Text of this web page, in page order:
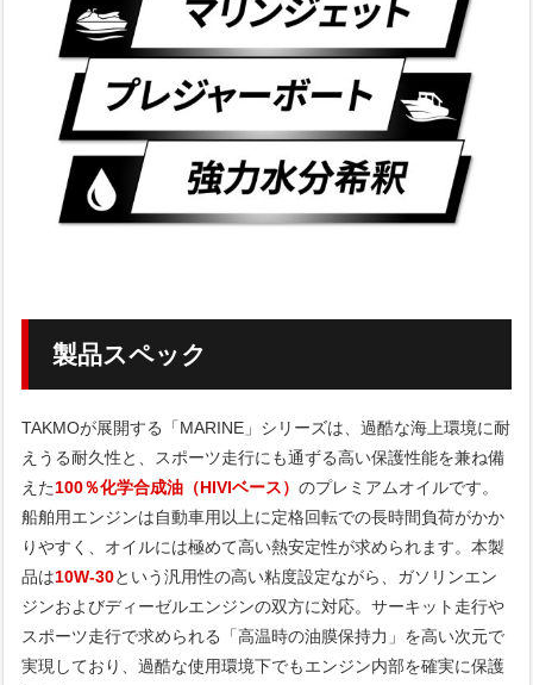
製品スペック
TAKMOが展開する「MARINE」シリーズは、過酷な海上環境に耐
えうる耐久性と、スポーツ走行にも通ずる高い保護性能を兼ね備
えた100％化学合成油（HIVIベース） のプレミアムオイルです。
船舶用エンジンは自動車用以上に定格回転での長時間負荷がかか
りやすく、オイルには極めて高い熱安定性が求められます。本製
品は10W-30という汎用性の高い粘度設定ながら、ガソリンエン
ジンおよびディーゼルエンジンの双方に対応。サーキット走行や
スポーツ走行で求められる「高温時の油膜保持力」を高い次元で
実現しており、過酷な使用環境下でもエンジン内部を確実に保護